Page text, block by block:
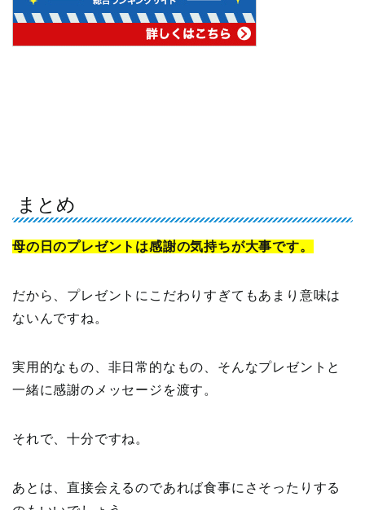
まとめ
母の日のプレゼントは感謝の気持ちが大事です。
だから、プレゼントにこだわりすぎてもあまり意味は
ないんですね。
実用的なもの、非日常的なもの、そんなプレゼントと
一緒に感謝のメッセージを渡す。
それで、十分ですね。
あとは、直接会えるのであれば食事にさそったりする